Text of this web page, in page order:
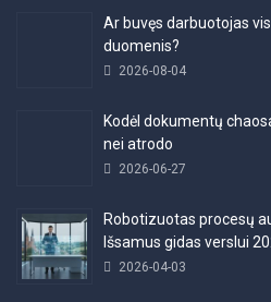
Ar buvęs darbuotojas
duomenis?
2026-08-04
Kodėl dokumentų
nei atrodo
2026-06-27
Robotizuotas procesų
Išsamus gidas verslui
2026-04-03